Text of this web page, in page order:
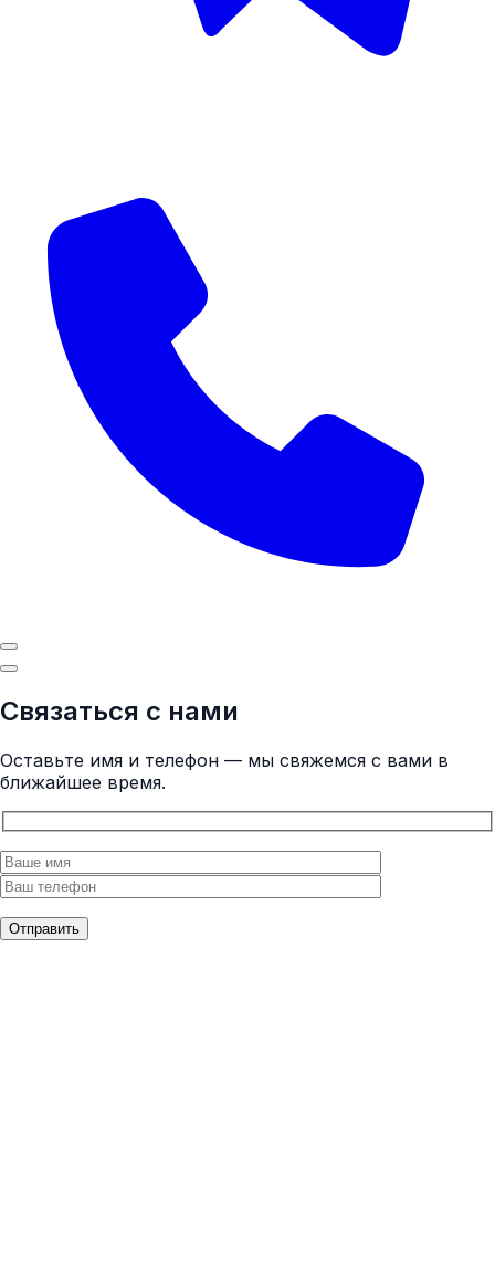
Связаться с нами
Оставьте имя и телефон — мы свяжемся с вами в
ближайшее время.
Отправить